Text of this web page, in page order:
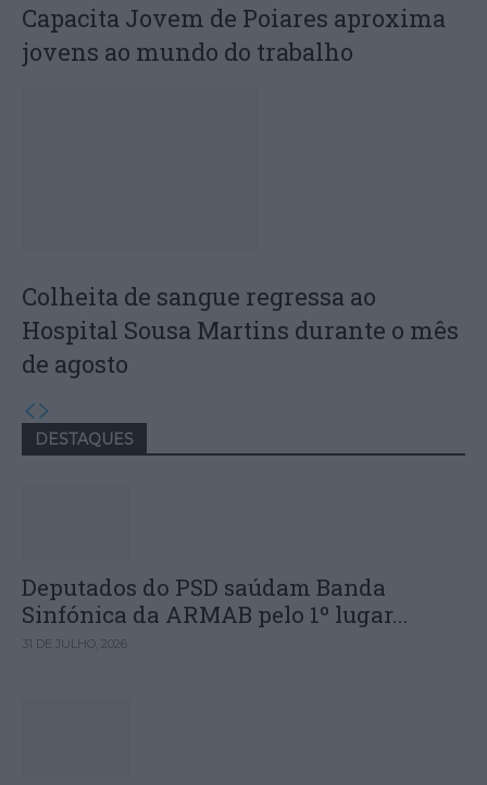
Capacita Jovem de Poiares aproxima
jovens ao mundo do trabalho
Colheita de sangue regressa ao
Hospital Sousa Martins durante o mês
de agosto
DESTAQUES
Deputados do PSD saúdam Banda
Sinfónica da ARMAB pelo 1º lugar...
31 DE JULHO, 2026